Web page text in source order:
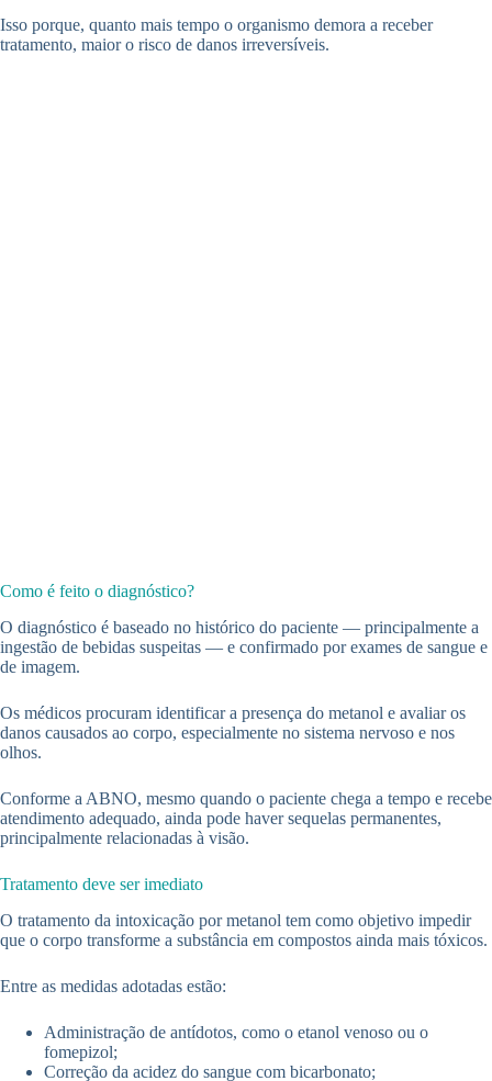
Isso porque, quanto mais tempo o organismo demora a receber
tratamento, maior o risco de danos irreversíveis.
Como é feito o diagnóstico?
O diagnóstico é baseado no histórico do paciente — principalmente a
ingestão de bebidas suspeitas — e confirmado por exames de sangue e
de imagem.
Os médicos procuram identificar a presença do metanol e avaliar os
danos causados ao corpo, especialmente no sistema nervoso e nos
olhos.
Conforme a ABNO, mesmo quando o paciente chega a tempo e recebe
atendimento adequado, ainda pode haver sequelas permanentes,
principalmente relacionadas à visão.
Tratamento deve ser imediato
O tratamento da intoxicação por metanol tem como objetivo impedir
que o corpo transforme a substância em compostos ainda mais tóxicos.
Entre as medidas adotadas estão:
Administração de antídotos, como o etanol venoso ou o
fomepizol;
Correção da acidez do sangue com bicarbonato;